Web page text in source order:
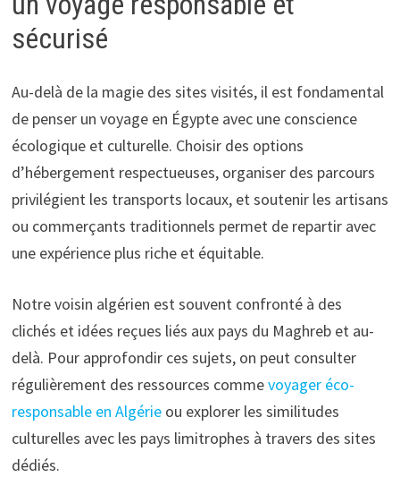
sécurisé
Au-delà de la magie des sites visités, il est fondamental
de penser un voyage en Égypte avec une conscience
écologique et culturelle. Choisir des options
d’hébergement respectueuses, organiser des parcours
privilégient les transports locaux, et soutenir les artisans
ou commerçants traditionnels permet de repartir avec
une expérience plus riche et équitable.
Notre voisin algérien est souvent confronté à des
clichés et idées reçues liés aux pays du Maghreb et au-
delà. Pour approfondir ces sujets, on peut consulter
régulièrement des ressources commevoyager éco-
responsable en Algérieou explorer les similitudes
culturelles avec les pays limitrophes à travers des sites
dédiés.